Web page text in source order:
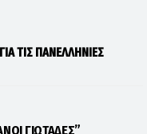
ΤΙΣ ΠΑΝΕΛΛΗΝΙΕΣ
ΓΙΩΤΑΔΕΣ”